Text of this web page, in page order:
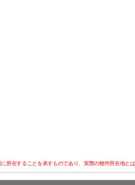
所在することを表すものであり、実際の物件所在地とは